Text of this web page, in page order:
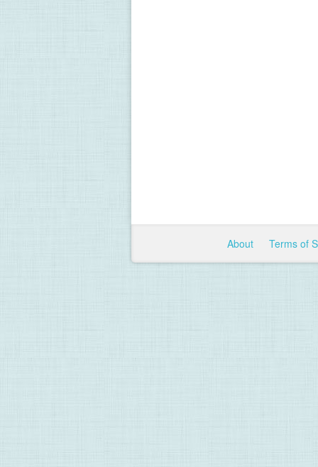
About Terms of